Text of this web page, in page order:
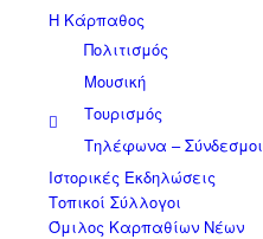
Η Κάρπαθος
Πολιτισμός
Μουσική
Τουρισμός
Τηλέφωνα – Σύνδεσμοι
Ιστορικές Εκδηλώσεις
Τοπικοί Σύλλογοι
Όμιλος Καρπαθίων Νέων